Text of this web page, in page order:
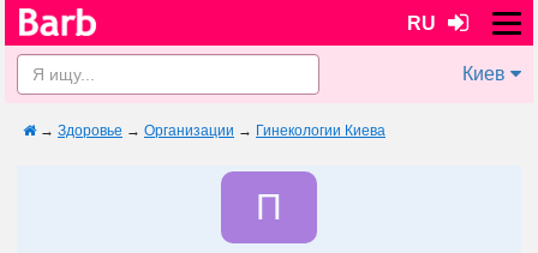
RU
Киев
→ Здоровье → Организации → Гинекологии Киева
П